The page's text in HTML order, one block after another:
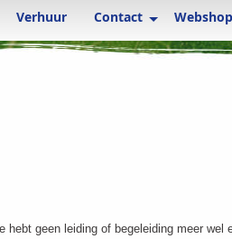
Verhuur Contact Webshop
geen leiding of begeleiding meer